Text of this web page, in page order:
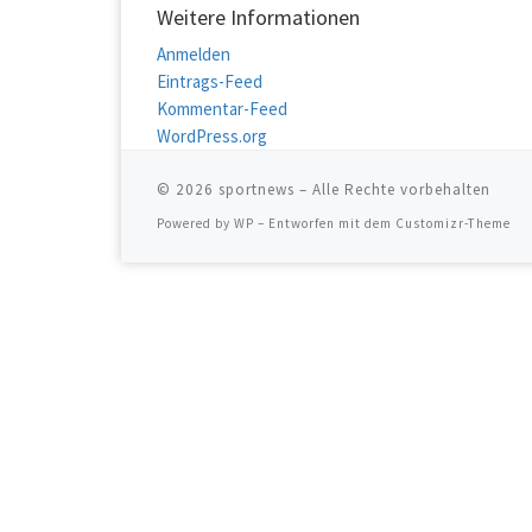
Weitere Informationen
Anmelden
Eintrags-Feed
Kommentar-Feed
WordPress.org
© 2026 sportnews – Alle Rechte vorbehalten
Powered by WP – Entworfen mit dem Customizr-Theme